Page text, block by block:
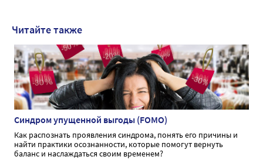
Читайте также
Синдром упущенной выгоды (FOMO)
Как распознать проявления синдрома, понять его причины и
найти практики осознанности, которые помогут вернуть
баланс и наслаждаться своим временем?